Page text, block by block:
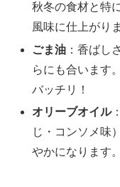
秋冬の食材と特
風味に仕上がり
ごま油 ：香ばし
らにも合います
バッチリ！
オリーブオイル
じ・コンソメ味
やかになります。